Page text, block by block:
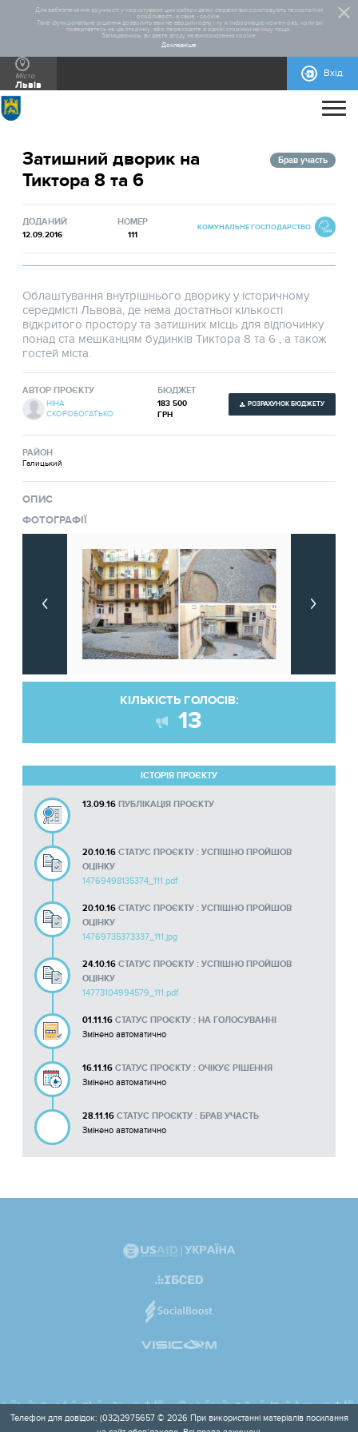
Для забезпечення зручності у користуванні цим сайтом деякі сервіси використовують технологічні
особливості, а саме - cookie.
Таке функціональне рішення дозволить вам не вводити одну і ту ж інформацію кожен раз, коли ви
повертаєтесь на цю сторінку, або переходите з однієї сторінки на іншу тощо.
Залишаючись, ви даєте згоду на використання cookie.
Докладніше
Місто
Львів
Вхід
ЗАГАЛЬНА ІНФОРМАЦІЯ
СТАТИСТИКА
РЕАЛІЗОВАНІ ПРОЄКТИ
ДОПОМОГА
Затишний дворик на
Тиктора 8 та 6
Брав участь
ДОДАНИЙ
12.09.2016
НОМЕР
111
КОМУНАЛЬНЕ ГОСПОДАРСТВО
Облаштування внутрішнього дворику у історичному
середмісті Львова, де нема достатньої кількості
відкритого простору та затишних місць для відпочинку
понад ста мешканцям будинків Тиктора 8 та 6 , а також
гостей міста.
АВТОР ПРОЄКТУ
НІНА
СКОРОБОГАТЬКО
БЮДЖЕТ
183 500
ГРН
РОЗРАХУНОК БЮДЖЕТУ
РАЙОН
Галицький
ОПИС
ФОТОГРАФІЇ
КІЛЬКІСТЬ ГОЛОСІВ:
13
ІСТОРІЯ ПРОЄКТУ
13.09.16 ПУБЛІКАЦІЯ ПРОЄКТУ
20.10.16 СТАТУС ПРОЄКТУ : УСПІШНО ПРОЙШОВ
ОЦІНКУ
14769498135374_111.pdf
20.10.16 СТАТУС ПРОЄКТУ : УСПІШНО ПРОЙШОВ
ОЦІНКУ
14769735373337_111.jpg
24.10.16 СТАТУС ПРОЄКТУ : УСПІШНО ПРОЙШОВ
ОЦІНКУ
14773104994579_111.pdf
01.11.16 СТАТУС ПРОЄКТУ : НА ГОЛОСУВАННІ
Змінено автоматично
16.11.16 СТАТУС ПРОЄКТУ : ОЧІКУЄ РІШЕННЯ
Змінено автоматично
28.11.16 СТАТУС ПРОЄКТУ : БРАВ УЧАСТЬ
Змінено автоматично
Телефон для довідок: (032)2975657 © 2026 При використанні матеріалів посилання